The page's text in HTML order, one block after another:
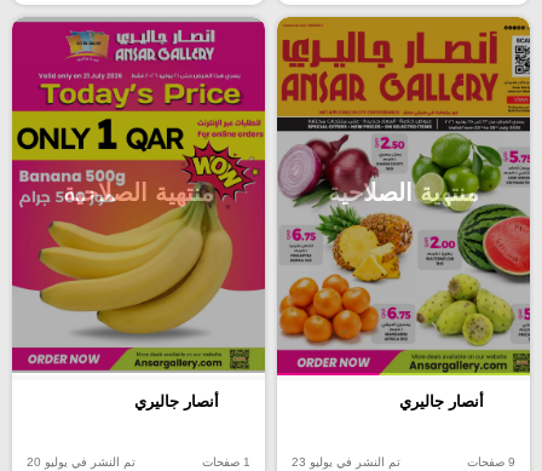
منتهية الصلاحية
أنصار جاليري
9 صفحات تم النشر في يوليو 23
منتهية الصلاحية
أنصار جاليري
1 صفحات تم النشر في يوليو 20